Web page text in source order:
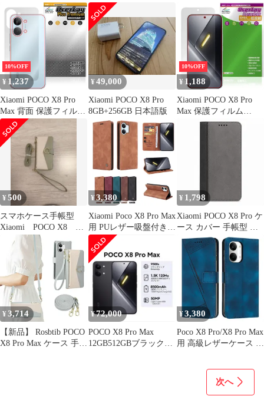
OverLay Eye Protector
9H for シャオミー ポコ
プロ マックス 高硬度
ブルーライトカット
ま 馬 POCO X8 Proケー
ス POCO X8 Proカバー
POCOX8Proケース
POCOX8Proカバー "q-
6pl-dn32
ねこ POCO X8 Proケー
ス POCO X8 Proカバー
POCOX8Proケース
POCOX8Proカバー "q-
4m-27-dn02
10%OFF
¥ 1,237
Xiaomi POCO X8 Pro
Max 背面 保護フィルム
OverLay Plus Premium
for シャオミー ポコ プ
ロ マックス 本体保護
さらさら手触り 低反射
¥49,000
Xiaomi POCO X8 Pro
8GB+256GB 日本語版
10%OFF
¥ 1,188
Xiaomi POCO X8 Pro
Max 保護フィルム
OverLay Absorber 低反
射 for シャオミー ポコ
プロ マックス 衝撃吸収
¥500
スマホケース手帳型
Xiaomi POCO X8 Pro
¥3,380
Xiaomi Poco X8 Pro Max
用 PUレザー吸盤付き財
布型スマホケース
¥ 1,798
Xiaomi POCO X8 Pro ケ
ース カバー 手帳型 ツ
ートン POCO X8 Proケ
ース POCO X8 Proカバ
ー POCOX8Proケース
POCOX8Proカバー "q-
¥3,714
【新品】 Rosbtib POCO
X8 Pro Max ケース 手帳
¥72,000
POCO X8 Pro Max
12GB512GBブラックグ
¥3,380
Poco X8 Pro/X8 Pro Max
用 高級レザーケース フ
次へ